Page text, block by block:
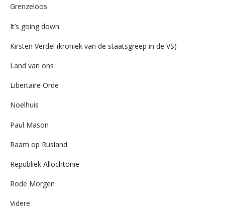
Grenzeloos
It’s going down
Kirsten Verdel (kroniek van de staatsgreep in de VS)
Land van ons
Libertaire Orde
Noelhuis
Paul Mason
Raam op Rusland
Republiek Allochtonië
Rode Morgen
Videre